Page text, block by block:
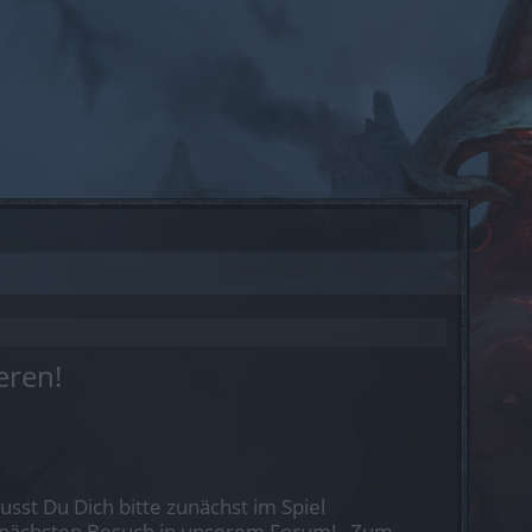
Du Dich bitte zunächst im Spiel